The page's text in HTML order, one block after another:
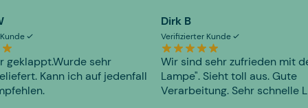
geklappt.Wurde sehr
Kann ich auf jedenfall
Dirk B
Verifizierter Kunde
Wir sind sehr zufrieden mit
Lampe". Sieht toll aus. Gute
Verarbeitung. Sehr schnelle